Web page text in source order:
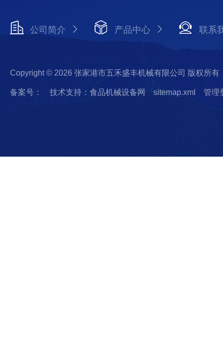
公司简介 产品中心 联系
Copyright © 2026 张家港市五禾盛丰机械有限公司 版权所有
备案号： 技术支持：食品机械设备网 sitemap.xml 管理